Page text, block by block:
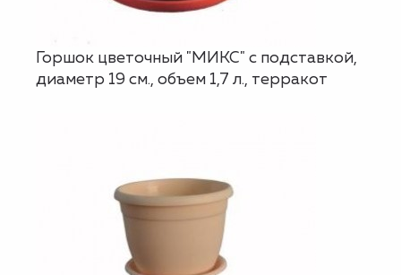
Горшок цветочный "МИКС" с подставкой,
диаметр 19 см., объем 1,7 л., терракот